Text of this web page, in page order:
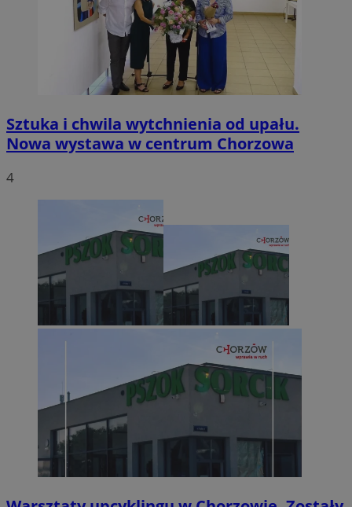
Sztuka i chwila wytchnienia od upału.
Nowa wystawa w centrum Chorzowa
4